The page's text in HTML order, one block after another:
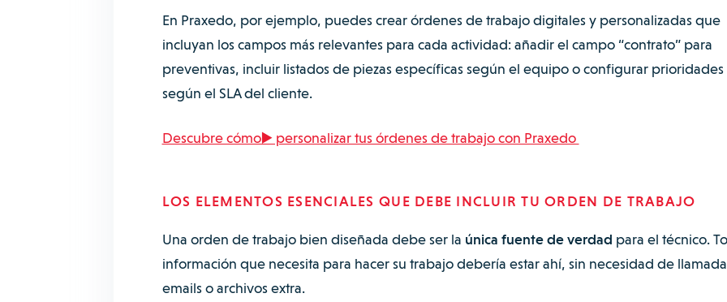
En Praxedo, por ejemplo, puedes crear órdenes de trabajo digitales y personalizadas que
incluyan los campos más relevantes para cada actividad: añadir el campo “contrato” para
preventivas, incluir listados de piezas específicas según el equipo o configurar prioridades
según el SLA del cliente.
Descubre cómo▶️ personalizar tus órdenes de trabajo con Praxedo
LOS ELEMENTOS ESENCIALES QUE DEBE INCLUIR TU ORDEN DE TRABAJO
Una orden de trabajo bien diseñada debe ser la única fuente de verdad para el técnico.
información que necesita para hacer su trabajo debería estar ahí, sin necesidad de
emails o archivos extra.